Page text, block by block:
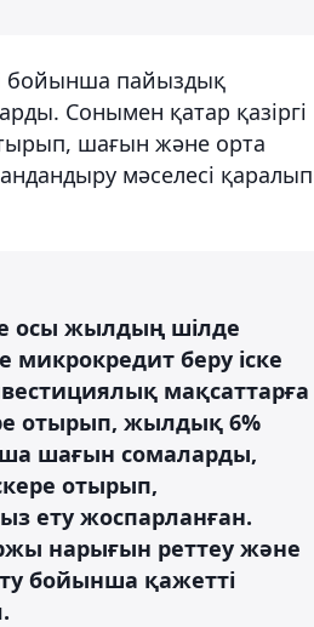
бойынша пайыздық
Сонымен қатар қазіргі
шағын және орта
мәселесі қаралып
осы жылдың шілде
микрокредит беру іске
мақсаттарға
отырып, жылдық 6%
шағын сомаларды,
отырып,
ету жоспарланған.
нарығын реттеу және
бойынша қажетті